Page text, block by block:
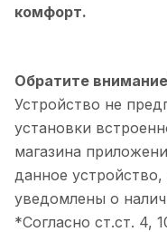
комфорт.
Обратите
Устройство не
установки
магазина
данное
уведомлены о
*Согласно ст.ст. 4,